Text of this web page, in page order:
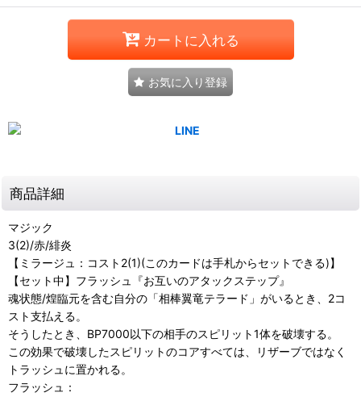
カートに入れる
お気に入り登録
商品詳細
マジック
3(2)/赤/緋炎
【ミラージュ：コスト2(1)(このカードは手札からセットできる)】
【セット中】フラッシュ『お互いのアタックステップ』
魂状態/煌臨元を含む自分の「相棒翼竜テラード」がいるとき、2コ
スト支払える。
そうしたとき、BP7000以下の相手のスピリット1体を破壊する。
この効果で破壊したスピリットのコアすべては、リザーブではなく
トラッシュに置かれる。
フラッシュ：